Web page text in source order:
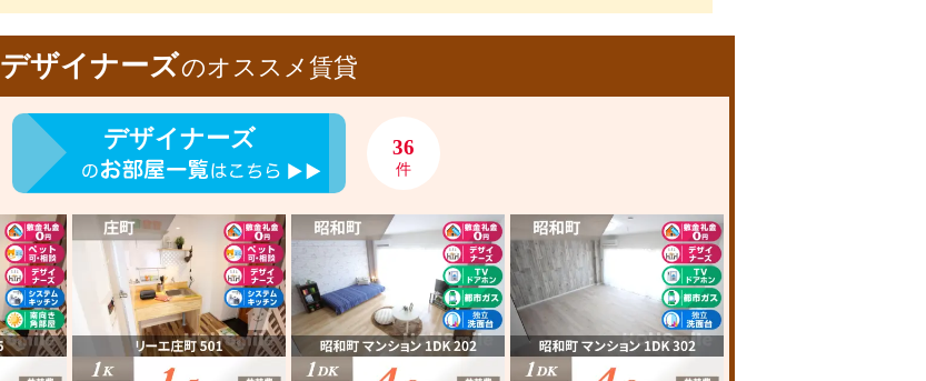
デザイナーズのオススメ賃貸
デザイナーズ 36
件